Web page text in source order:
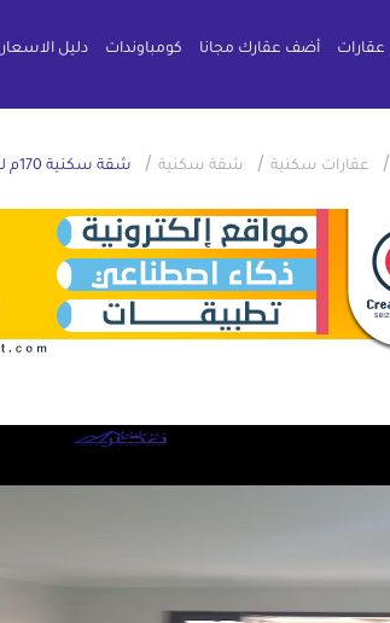
عقارات أضف عقارك مجانا كومباوندات دليل الاسعار
/ عقارات سكنية / شقة سكنية / شقة سكنية 170م للايجار السنوى بالمنيل القاهرة